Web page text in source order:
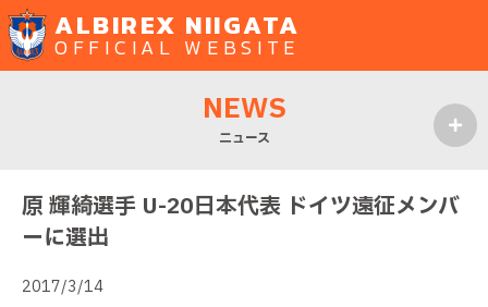
ALBIREX NIIGATA
OFFICIAL WEBSITE
NEWS
ニュース
原 輝綺選手 U-20日本代表 ドイツ遠征メンバ
ーに選出
2017/3/14